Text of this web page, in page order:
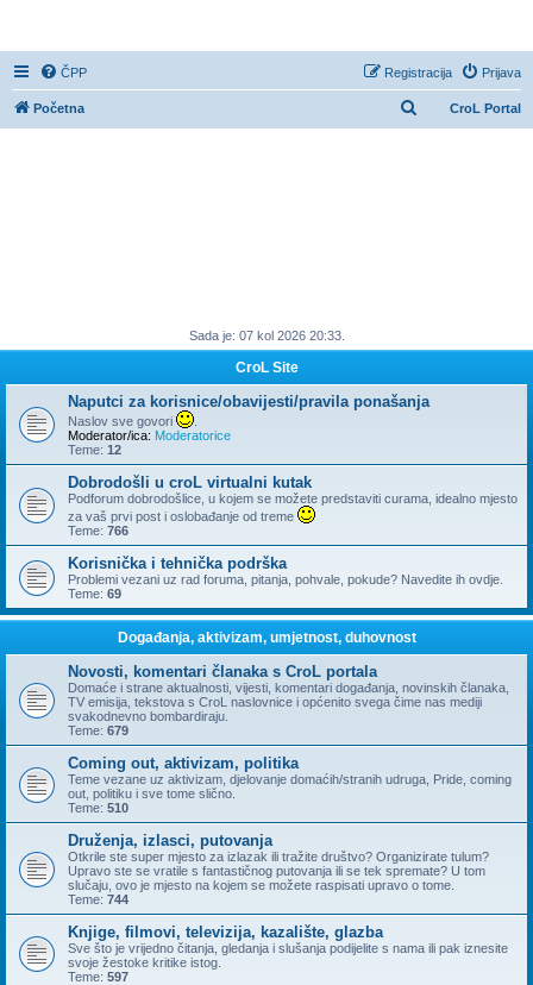
ČPP Prijava
Registracija
CroL Portal
Početna
Sada je: 07 kol 2026 20:33.
CroL Site
Naputci za korisnice/obavijesti/pravila ponašanja
Naslov sve govori
Moderator/ica: Moderatorice
Teme: 12
Dobrodošli u croL virtualni kutak
Podforum dobrodošlice, u kojem se možete predstaviti curama, idealno mjesto
za vaš prvi post i oslobađanje od treme
Teme: 766
Korisnička i tehnička podrška
Problemi vezani uz rad foruma, pitanja, pohvale, pokude? Navedite ih ovdje.
Teme: 69
Događanja, aktivizam, umjetnost, duhovnost
Novosti, komentari članaka s CroL portala
Domaće i strane aktualnosti, vijesti, komentari događanja, novinskih članaka,
TV emisija, tekstova s CroL naslovnice i općenito svega čime nas mediji
svakodnevno bombardiraju.
Teme: 679
Coming out, aktivizam, politika
Teme vezane uz aktivizam, djelovanje domaćih/stranih udruga, Pride, coming
out, politiku i sve tome slično.
Teme: 510
Druženja, izlasci, putovanja
Otkrile ste super mjesto za izlazak ili tražite društvo? Organizirate tulum?
Upravo ste se vratile s fantastičnog putovanja ili se tek spremate? U tom
slučaju, ovo je mjesto na kojem se možete raspisati upravo o tome.
Teme: 744
Knjige, filmovi, televizija, kazalište, glazba
Sve što je vrijedno čitanja, gledanja i slušanja podijelite s nama ili pak iznesite
svoje žestoke kritike istog.
Teme: 597